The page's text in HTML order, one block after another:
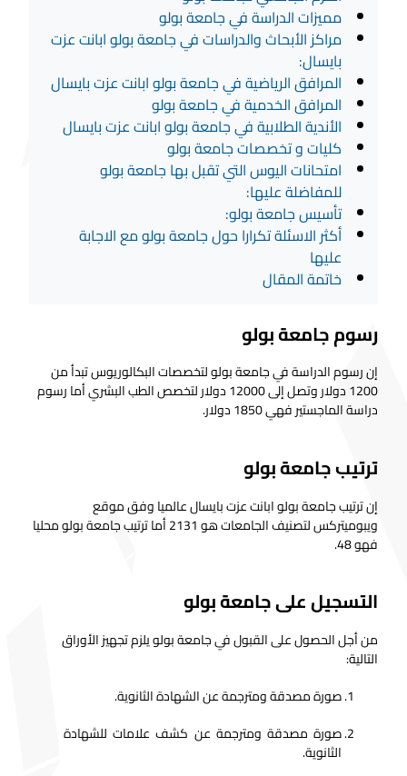
مميزات الدراسة في جامعة بولو
مراكز الأبحاث والدراسات في جامعة بولو ابانت عزت
بايسال:
المرافق الرياضية في جامعة بولو ابانت عزت بايسال
المرافق الخدمية في جامعة بولو
الأندية الطلابية في جامعة بولو ابانت عزت بايسال
كليات و تخصصات جامعة بولو
امتحانات اليوس التي تقبل بها جامعة بولو
للمفاضلة عليها:
تأسيس جامعة بولو:
أكثر الاسئلة تكرارا حول جامعة بولو مع الاجابة
عليها
خاتمة المقال
رسوم جامعة بولو
إن رسوم الدراسة في جامعة بولولتخصصات البكالوريوس تبدأ من
1200 دولار وتصل إلى 12000 دولار لتخصص الطب البشري أما رسوم
دراسة الماجستير فهي 1850 دولار.
ترتيب جامعة بولو
إن ترتيب جامعة بولو ابانت عزت بايسال عالميا وفق موقع
ويبوميتركس لتصنيف الجامعات هو 2131 أما ترتيب جامعة بولو محليا
فهو 48.
التسجيل على جامعة بولو
من أجل الحصول على القبول في جامعة بولو يلزم تجهيز الأوراق
التالية:
صورة مصدقة ومترجمة عن الشهادة الثانوية.
صورة مصدقة ومترجمة عن كشف علامات للشهادة
الثانوية.